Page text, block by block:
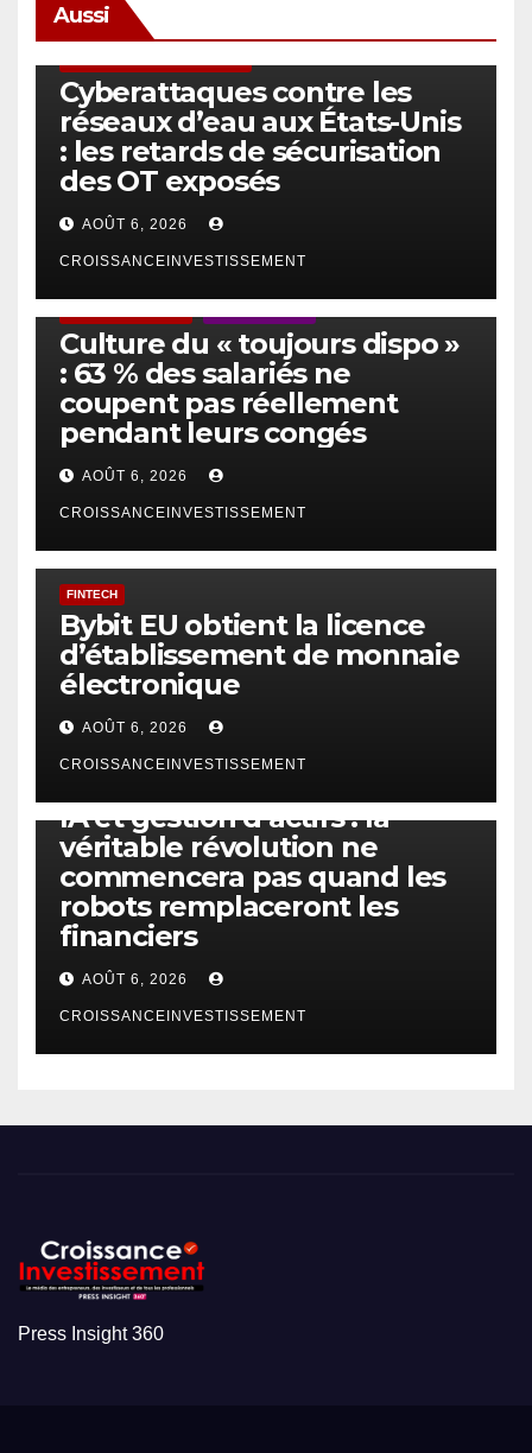
Aussi
Cyberattaques contre les
réseaux d’eau aux États-Unis
: les retards de sécurisation
des OT exposés
AOÛT 6, 2026
CROISSANCEINVESTISSEMENT
Culture du « toujours dispo »
: 63 % des salariés ne
coupent pas réellement
pendant leurs congés
AOÛT 6, 2026
CROISSANCEINVESTISSEMENT
FINTECH
Bybit EU obtient la licence
d’établissement de monnaie
électronique
AOÛT 6, 2026
CROISSANCEINVESTISSEMENT
IA et gestion d’actifs : la
véritable révolution ne
commencera pas quand les
robots remplaceront les
financiers
AOÛT 6, 2026
CROISSANCEINVESTISSEMENT
Press Insight 360